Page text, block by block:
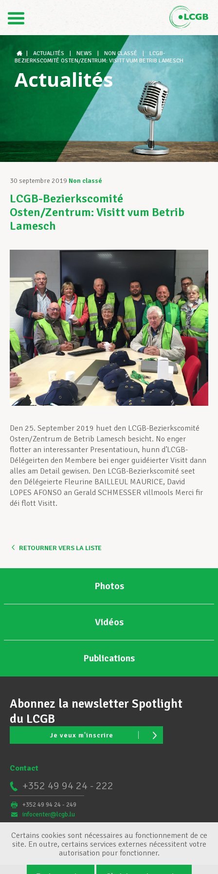
DE
Le LCGB
Structures syndicales
Assistance au Travail
Vos droits
Développement professionnel
Devenir Membre
Actualités
ACTUALITÉS NEWS NON CLASSÉ
LCGB-
BEZIERKSCOMITÉ OSTEN/ZENTRUM: VISITT VUM BETRIB LAMESCH
Actualités
30 septembre 2019 Non classé
LCGB-Bezierkscomité
Osten/Zentrum: Visitt vum Betrib
Lamesch
Den 25. September 2019 huet den LCGB-Bezierkscomité
Osten/Zentrum de Betrib Lamesch besicht. No enger
flotter an interessanter Presentatioun, hunn d’LCGB-
Délégeirten den Membere bei enger guidéierter Visitt dann
alles am Detail gewisen. Den LCGB-Bezierkscomité seet
den Délégeierte Fleurine BAILLEUL MAURICE, David
LOPES AFONSO an Gerald SCHMESSER villmools Merci fir
déi flott Visitt.
RETOURNER VERS LA LISTE
Photos
Vidéos
Publications
Abonnez la newsletter Spotlight
du LCGB
Je veux m'inscrire
Contact
+352 49 94 24 - 222
+352 49 94 24 - 249
infocenter@lcgb.lu
Certains cookies sont nécessaires au fonctionnement de ce
site. En outre, certains services externes nécessitent votre
autorisation pour fonctionner.